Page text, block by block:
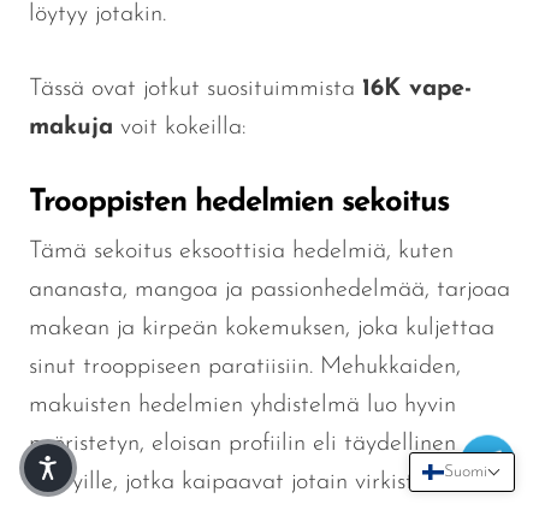
Suomi
löytyy jotakin.
Tässä ovat jotkut suosituimmista 16K vape-
makuja voit kokeilla:
Trooppisten hedelmien sekoitus
Tämä sekoitus eksoottisia hedelmiä, kuten
ananasta, mangoa ja passionhedelmää, tarjoaa
makean ja kirpeän kokemuksen, joka kuljettaa
sinut trooppiseen paratiisiin. Mehukkaiden,
makuisten hedelmien yhdistelmä luo hyvin
pyöristetyn, eloisan profiilin eli täydellinen
höyryille, jotka kaipaavat jotain virkistävää.